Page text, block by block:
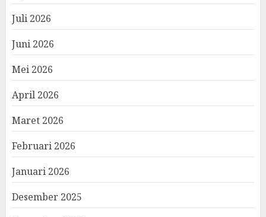
Juli 2026
Juni 2026
Mei 2026
April 2026
Maret 2026
Februari 2026
Januari 2026
Desember 2025